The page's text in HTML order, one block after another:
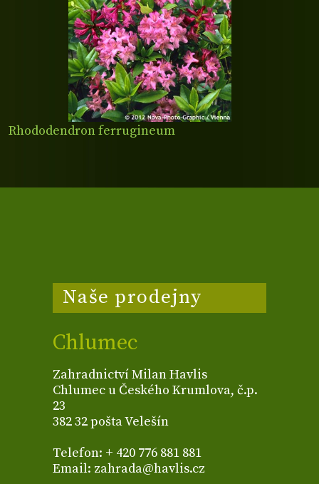
Rhododendron ferrugineum
Naše prodejny
Chlumec
Zahradnictví Milan Havlis
Chlumec u Českého Krumlova, č.p.
23
382 32 pošta Velešín
Telefon: + 420 776 881 881
Email: zahrada@havlis.cz